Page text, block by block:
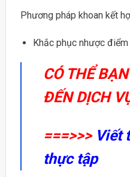
Phương pháp khoan kết
Khắc phục nhược
CÓ THỂ
ĐẾN DỊCH
===>>> Viết
thực tập